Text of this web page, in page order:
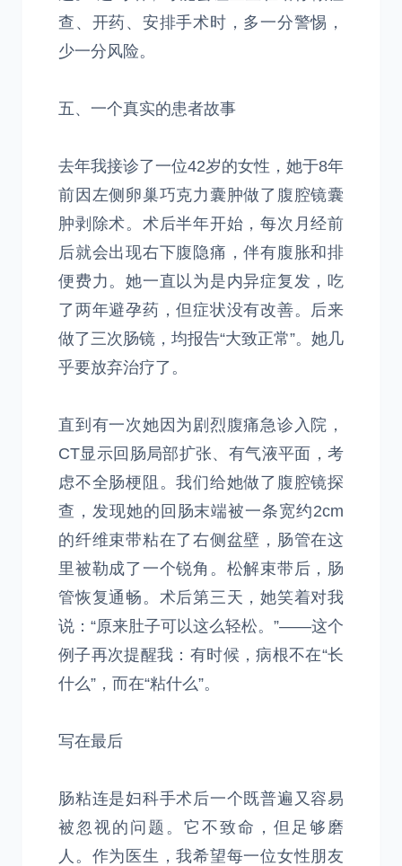
查、开药、安排手术时，多一分警惕，
少一分风险。
五、一个真实的患者故事
去年我接诊了一位42岁的女性，她于8年
前因左侧卵巢巧克力囊肿做了腹腔镜囊
肿剥除术。术后半年开始，每次月经前
后就会出现右下腹隐痛，伴有腹胀和排
便费力。她一直以为是内异症复发，吃
了两年避孕药，但症状没有改善。后来
做了三次肠镜，均报告“大致正常”。她几
乎要放弃治疗了。
直到有一次她因为剧烈腹痛急诊入院，
CT显示回肠局部扩张、有气液平面，考
虑不全肠梗阻。我们给她做了腹腔镜探
查，发现她的回肠末端被一条宽约2cm
的纤维束带粘在了右侧盆壁，肠管在这
里被勒成了一个锐角。松解束带后，肠
管恢复通畅。术后第三天，她笑着对我
说：“原来肚子可以这么轻松。”——这个
例子再次提醒我：有时候，病根不在“长
什么”，而在“粘什么”。
写在最后
肠粘连是妇科手术后一个既普遍又容易
被忽视的问题。它不致命，但足够磨
人。作为医生，我希望每一位女性朋友